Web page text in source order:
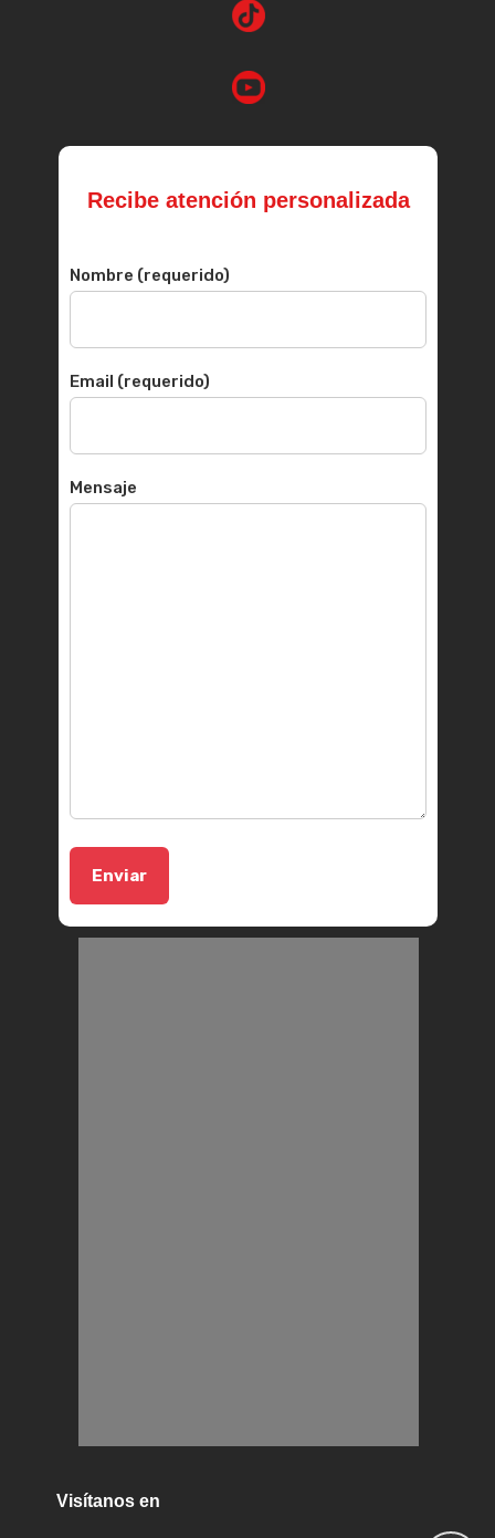
Recibe atención personalizada
Nombre (requerido)
Email (requerido)
Mensaje
Visítanos en